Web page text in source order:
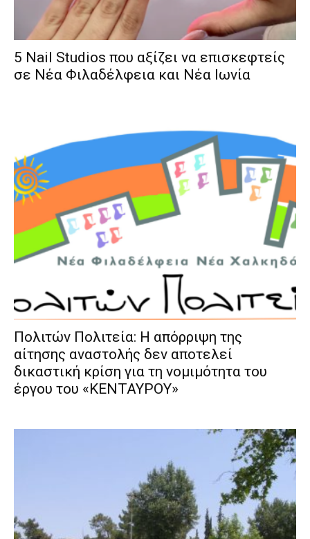
5 Nail Studios που αξίζει να επισκεφτείς
σε Νέα Φιλαδέλφεια και Νέα Ιωνία
Πολιτών Πολιτεία: Η απόρριψη της
αίτησης αναστολής δεν αποτελεί
δικαστική κρίση για τη νομιμότητα του
έργου του «ΚΕΝΤΑΥΡΟΥ»